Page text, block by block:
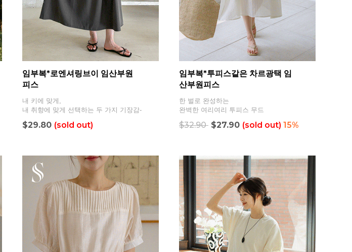
임부복*로엔셔링브이 임산부원
피스
내 키에 맞게,
내 취향에 맞게 선택하는 두 가지 기장감-
$29.80 (sold out)
임부복*투피스같은 차르광택 임
산부원피스
한 벌로 완성하는
완벽한 여리여리 투피스 무드
$32.90 $27.90 (sold out) 15%